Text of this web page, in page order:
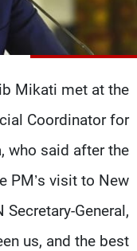
Mikati met at the
Coordinator for
who said after the
PM’s visit to New
General,
us, and the best
البرامج
شاهد البرامج
عن MTV
الإنـتـاج